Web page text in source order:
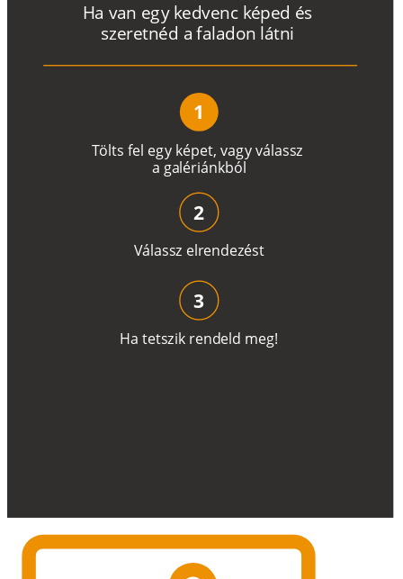
Tölts fel egy képet, vagyválassz
a galériánkból
Ha van egy kedvenc képed és
szeretnéd a faladon látni
1
Válassz elrendezést
2
Ha tetszik rendeld meg!
3